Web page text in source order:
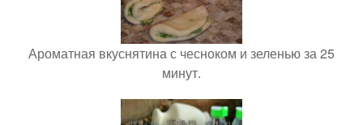
Ароматная вкуснятина с чесноком и зеленью за 25
минут.